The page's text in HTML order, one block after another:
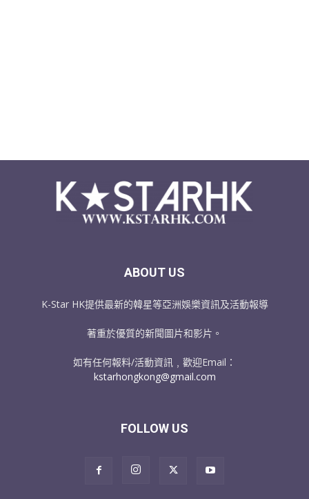
ABOUT US
K-Star HK提供最新的韓星等亞洲娛樂資訊及活動報導
著重於優質的新聞圖片和影片。
如有任何報料/活動資訊﹐歡迎Email：
kstarhongkong@gmail.com
FOLLOW US